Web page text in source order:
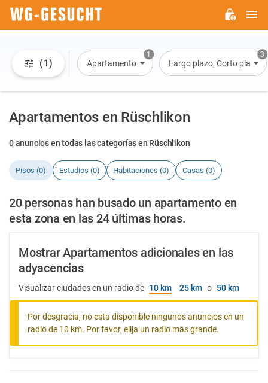
(1)
1
Apartamento
3
Largo plazo, Corto plazo,
Apartamentos en Rüschlikon
0 anuncios en todas las categorías en Rüschlikon
Pisos (0) Estudios (0) Habitaciones (0) Casas (0)
20 personas han busado un apartamento en
esta zona en las 24 últimas horas.
Mostrar Apartamentos adicionales en las
adyacencias
Visualizar ciudades en un radio de 10 km 25 km o 50 km
Por desgracia, no esta disponible ningunos anuncios en un
radio de 10 km. Por favor, elija un radio más grande.